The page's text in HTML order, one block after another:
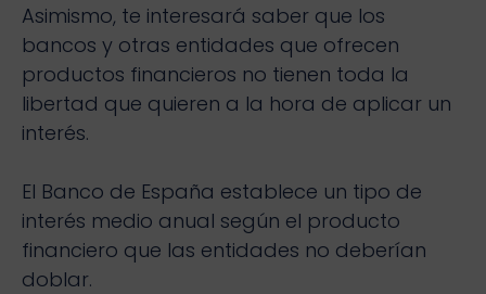
Asimismo, te interesará saber que los
bancos y otras entidades que ofrecen
productos financieros no tienen toda la
libertad que quieren a la hora de aplicar un
interés.
El Banco de España establece un tipo de
interés medio anual según el producto
financiero que las entidades no deberían
doblar.